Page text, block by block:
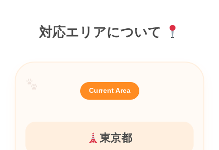
対応エリアについて
Current Area
東京都